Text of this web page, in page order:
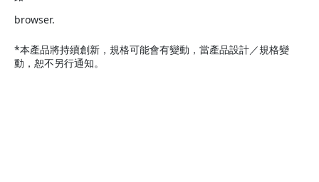
browser.
*本產品將持續創新，規格可能會有變動，當產品設計／規格變
動，恕不另行通知。